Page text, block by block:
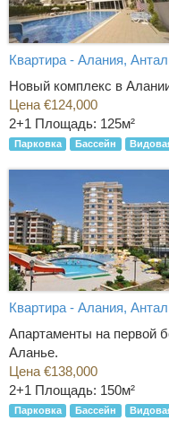
Квартира - Алания,
Новый комплекс в
Цена €124,000
2+1 Площадь: 125м²
Парковка Бассейн
Квартира - Алания,
Апартаменты на первой
Аланье.
Цена €138,000
2+1 Площадь: 150м²
Парковка Бассейн